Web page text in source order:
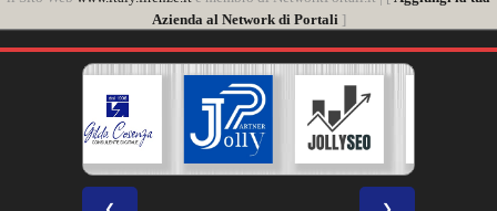
Azienda al Network di Portali]